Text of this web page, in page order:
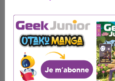
À lire aussi:
Comment
parlent dans Scratch
Le pense-bête
de Scratch